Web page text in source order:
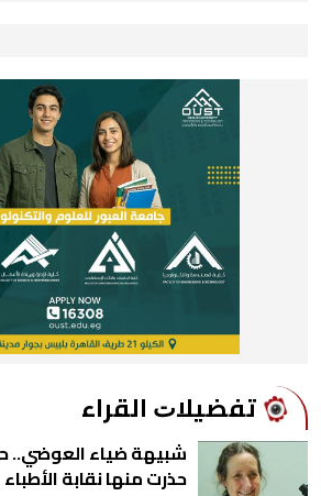
ﺗﻔﻀﻴﻼﺕ اﻟﻘﺮاء
شبيهة ضياء العوضي..
حذرت منها نقابة